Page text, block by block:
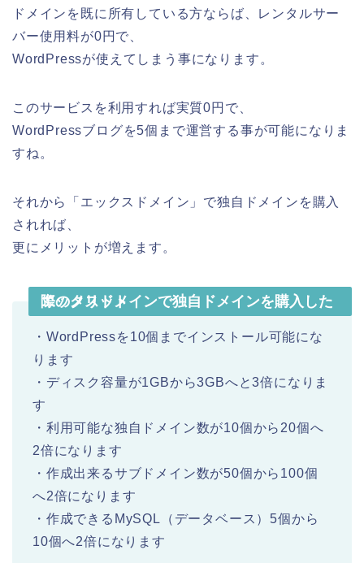
ドメインを既に所有している方ならば、レンタルサー
バー使用料が0円で、
WordPressが使えてしまう事になります。
このサービスを利用すれば実質0円で、
WordPressブログを5個まで運営する事が可能になりま
すね。
それから「エックスドメイン」で独自ドメインを購入
されれば、
更にメリットが増えます。
エックスドメインで独自ドメインを購入した際のメリット
・WordPressを10個までインストール可能にな
ります
・ディスク容量が1GBから3GBへと3倍になりま
す
・利用可能な独自ドメイン数が10個から20個へ
2倍になります
・作成出来るサブドメイン数が50個から100個
へ2倍になります
・作成できるMySQL（データベース）5個から
10個へ2倍になります